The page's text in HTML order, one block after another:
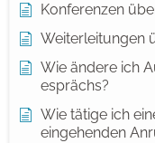
Konferenzen
Weiterleitungen
Wie ändere ich
esprächs?
Wie tätige ich
eingehenden